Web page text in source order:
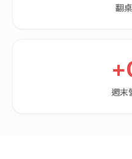
翻
+
週末